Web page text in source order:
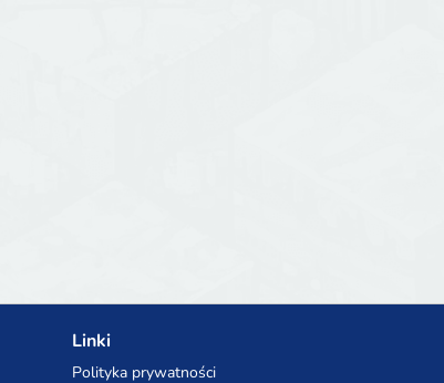
Linki
Polityka prywatności